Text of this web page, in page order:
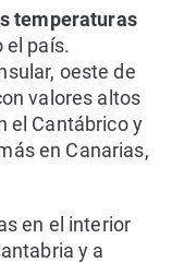
temperaturas
el país.
oeste de
valores altos
el Cantábrico y
en Canarias,
en el interior
y a